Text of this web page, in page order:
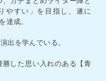
やすい」を目指し、遂に
達成。
出を学んでいる。
した思い入れのある【青